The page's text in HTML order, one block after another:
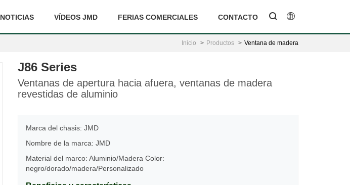
NOTICIAS VÍDEOS JMD FERIAS COMERCIALES CONTACTO
Inicio Productos Ventana de madera
J86 Series
Ventanas de apertura hacia afuera, ventanas de madera
revestidas de aluminio
Marca del chasis: JMD
Nombre de la marca: JMD
Material del marco: Aluminio/Madera Color:
negro/dorado/madera/Personalizado